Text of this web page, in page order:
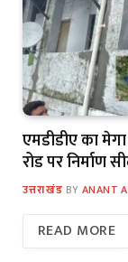
एमडीडीए का
रोड पर निर्माण
उत्तराखंड BY ANANT
READ MORE